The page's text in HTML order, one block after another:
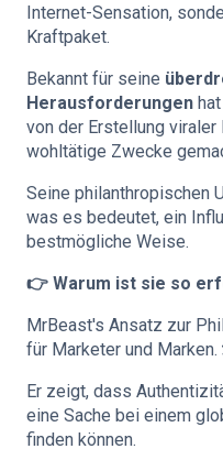
Internet-Sensation,
Kraftpaket.
Bekannt für seine
Herausforderungen
von der Erstellung
wohltätige Zwecke
Seine philanthropischen
was es bedeutet, ein
bestmögliche Weise.
👉 Warum ist sie so
MrBeast's Ansatz zur
für Marketer und
Er zeigt, dass
eine Sache bei einem
finden können.